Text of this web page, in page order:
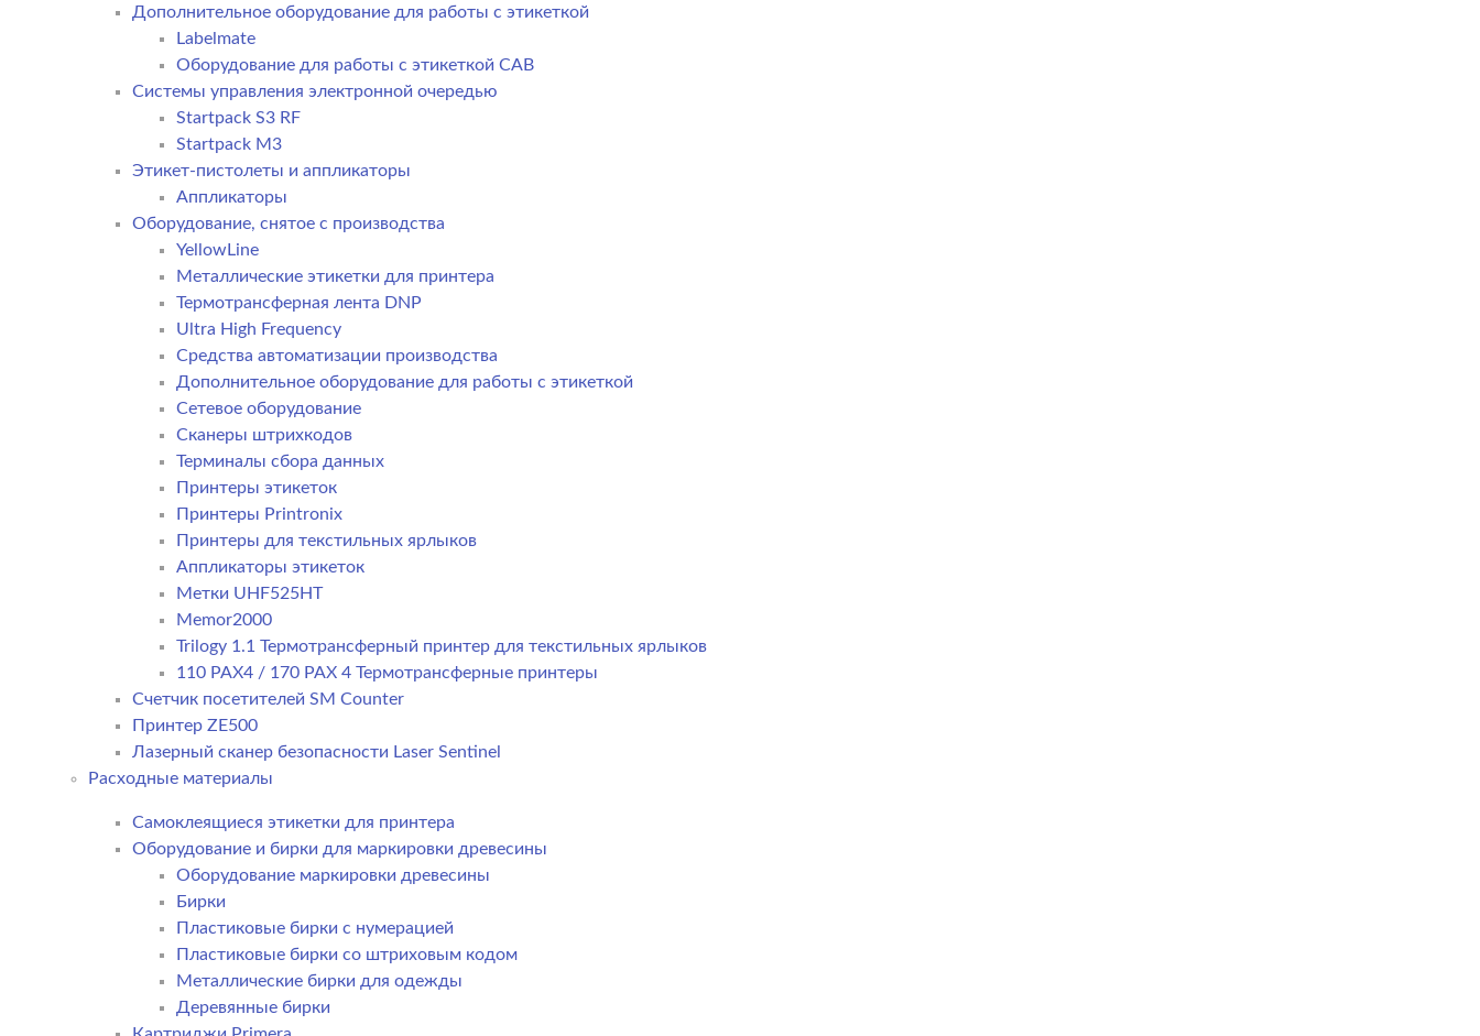
Дополнительное оборудование для работы с этикеткой
Labelmate
Оборудование для работы с этикеткой CAB
Системы управления электронной очередью
Startpack S3 RF
Startpack M3
Этикет-пистолеты и аппликаторы
Аппликаторы
Оборудование, снятое с производства
YellowLine
Металлические этикетки для принтера
Термотрансферная лента DNP
Ultra High Frequency
Средства автоматизации производства
Дополнительное оборудование для работы с этикеткой
Сетевое оборудование
Сканеры штрихкодов
Терминалы сбора данных
Принтеры этикеток
Принтеры Printronix
Принтеры для текстильных ярлыков
Аппликаторы этикеток
Метки UHF525HT
Memor2000
Trilogy 1.1 Термотрансферный принтер для текстильных ярлыков
110 PAX4 / 170 PAX 4 Термотрансферные принтеры
Счетчик посетителей SM Counter
Принтер ZE500
Лазерный сканер безопасности Laser Sentinel
Расходные материалы
Самоклеящиеся этикетки для принтера
Оборудование и бирки для маркировки древесины
Оборудование маркировки древесины
Бирки
Пластиковые бирки с нумерацией
Пластиковые бирки со штриховым кодом
Металлические бирки для одежды
Деревянные бирки